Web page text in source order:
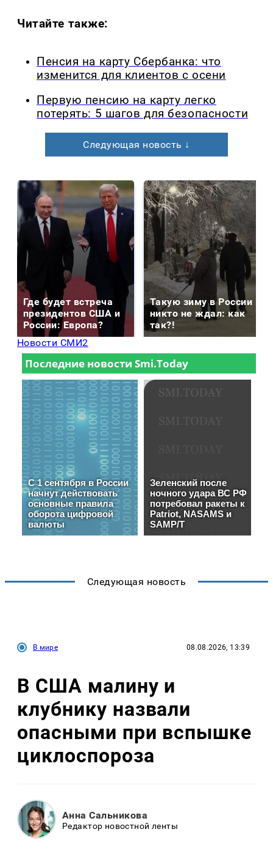
Читайте также:
Пенсия на карту Сбербанка: что
изменится для клиентов с осени
Первую пенсию на карту легко
потерять: 5 шагов для безопасности
Следующая новость ↓
Где будет встреча
президентов США и
России: Европа?
Такую зиму в России
никто не ждал: как
так?!
Новости СМИ2
Следующая новость
В мире 08.08.2026, 13:39
В США малину и
клубнику назвали
опасными при вспышке
циклоспороза
Анна Сальникова
Редактор новостной ленты